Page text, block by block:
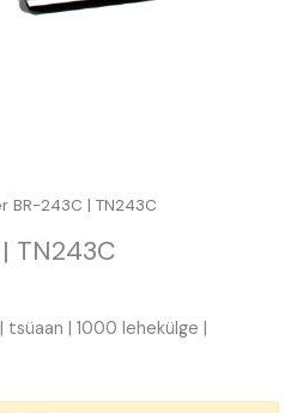
BR-243C | TN243C
TN243C
| 1000 lehekülge |